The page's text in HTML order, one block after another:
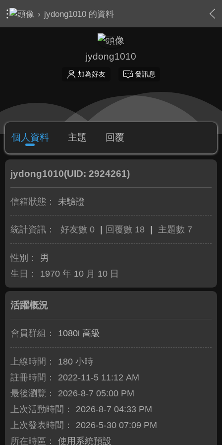
› jydong1010 的資料
jydong1010
加為好友 發訊息
個人資料 主題 回覆
jydong1010(UID: 2924261)
信箱狀態： 未驗證
統計資訊： 好友數 0 回覆數 18 主題數 7
性別：
男
生日：
1970 年 10 月 10 日
活躍概況
會員群組： 1080i 高級
上線時間：
180 小時
註冊時間：
2022-11-5 11:12 AM
最後瀏覽：
2026-8-7 05:00 PM
上次活動時間：
2026-8-7 04:33 PM
上次發表時間：
2026-5-30 07:09 PM
所在時區：
使用系統預設